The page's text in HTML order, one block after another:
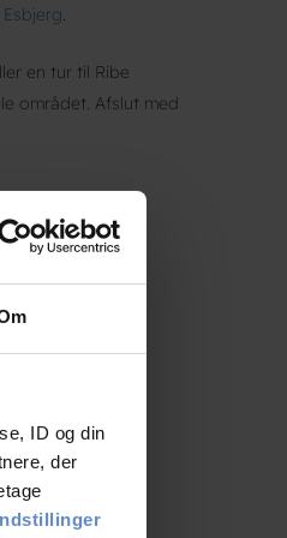
ID og din
der
en tur til Ribe
området. Afslut med